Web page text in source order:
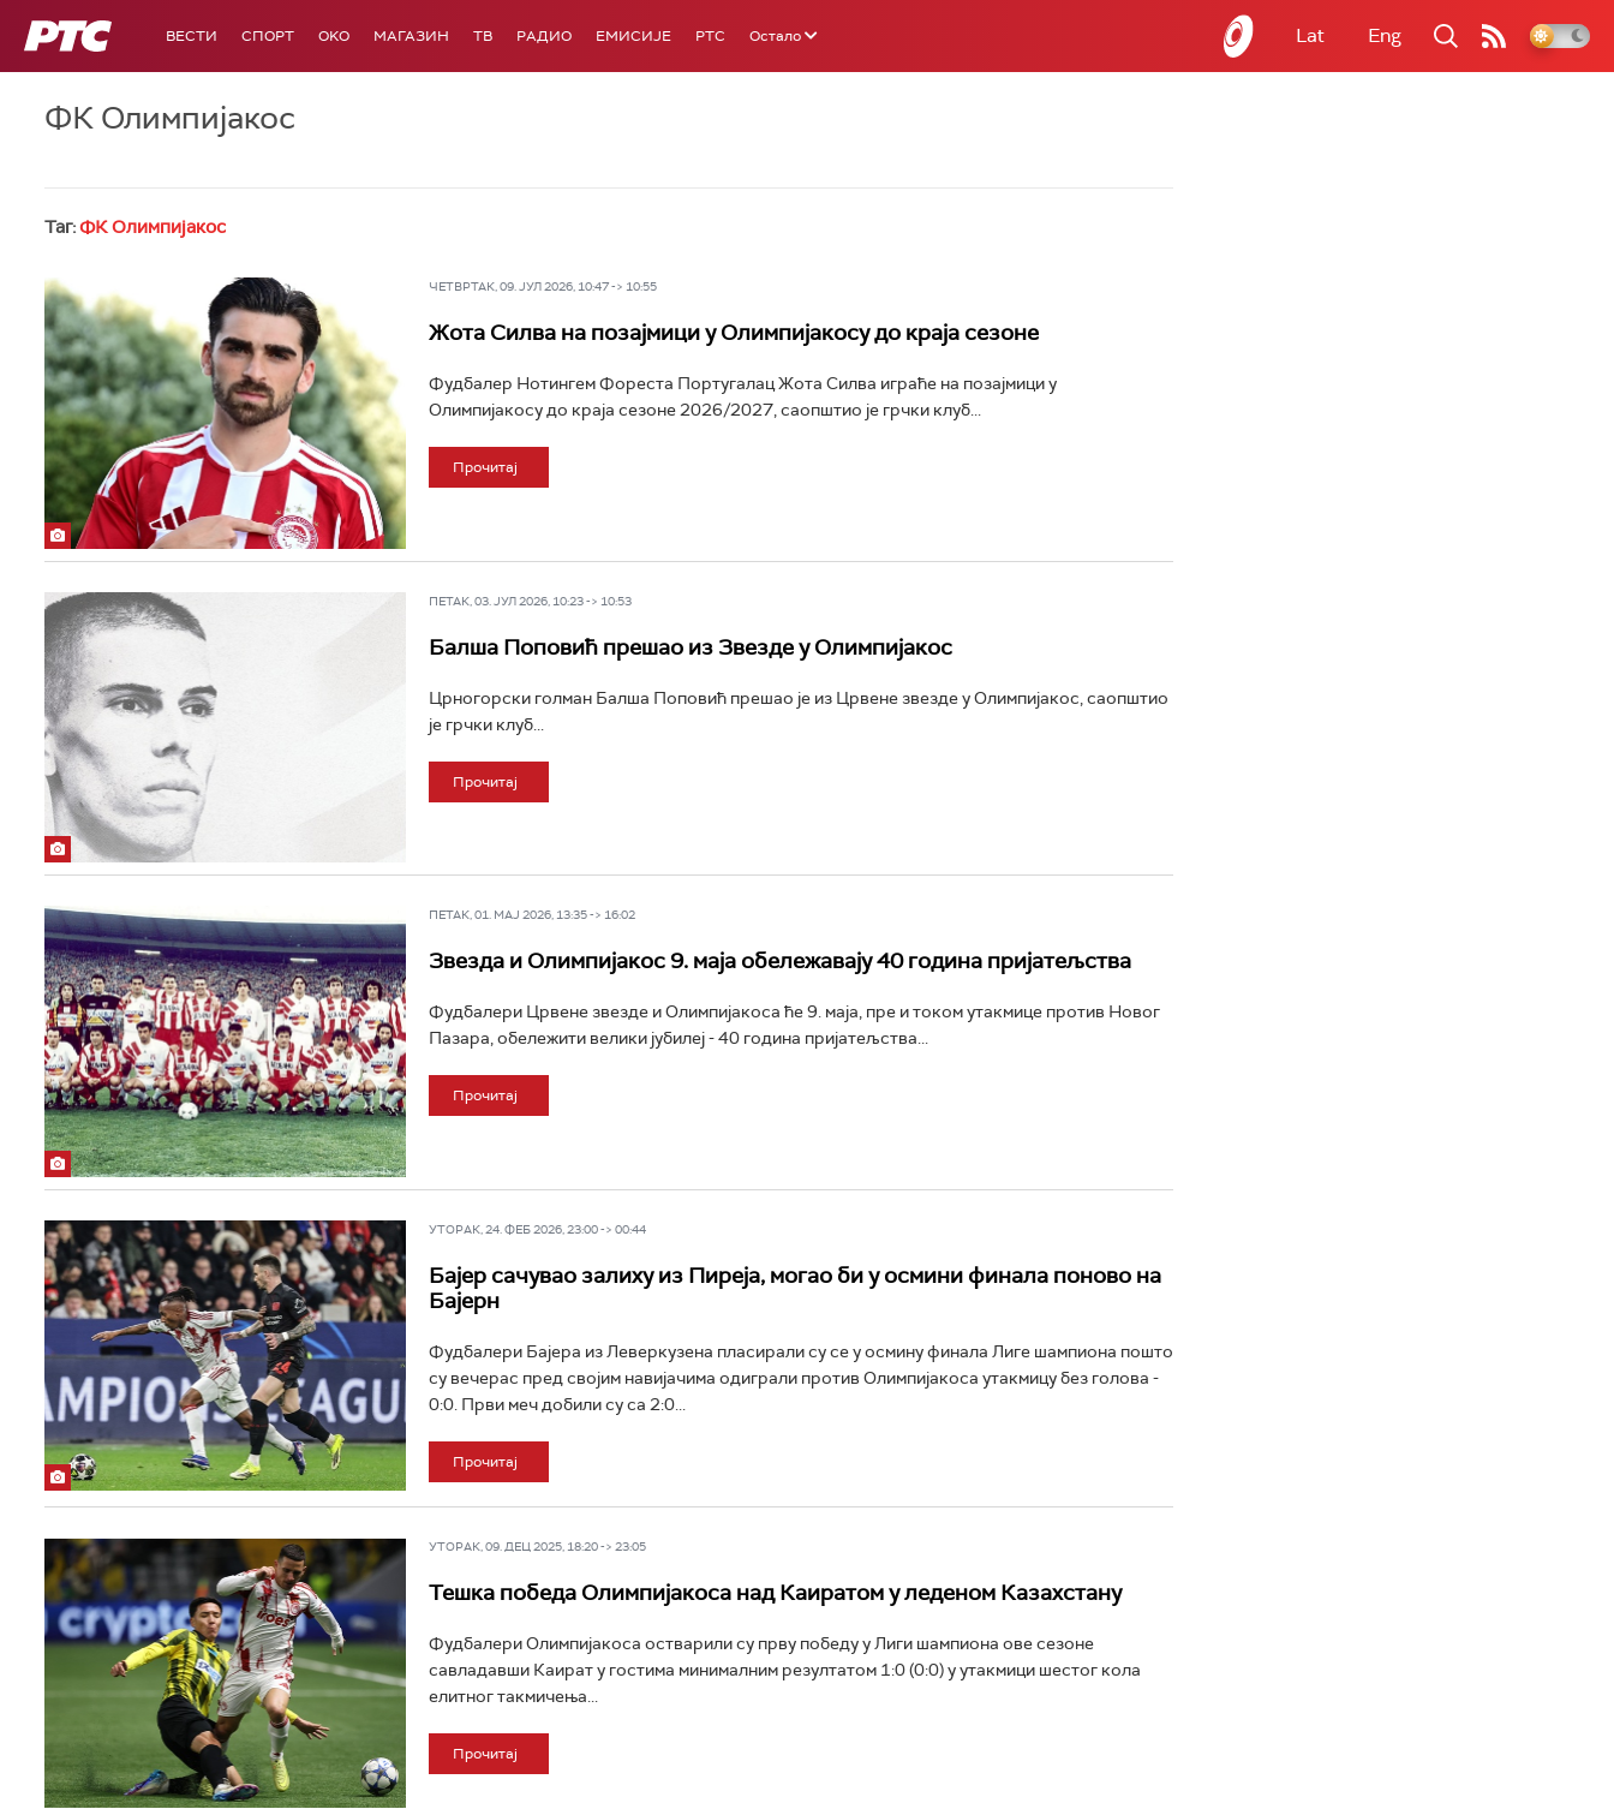
РТС ВЕСТИ СПОРТ OKO МАГАЗИН ТВ РАДИО ЕМИСИЈЕ РТС Остало Lat Eng
ФК Олимпијакос
Таг:ФК Олимпијакос
ЧЕТВРТАК, 09. ЈУЛ 2026, 10:47 -> 10:55
Жота Силва на позајмици у Олимпијакосу до краја сезоне
Фудбалер Нотингем Фореста Португалац Жота Силва играће на позајмици у
Олимпијакосу до краја сезоне 2026/2027, саопштио је грчки клуб...
Прочитај
ПЕТАК, 03. ЈУЛ 2026, 10:23 -> 10:53
Балша Поповић прешао из Звезде у Олимпијакос
Црногорски голман Балша Поповић прешао је из Црвене звезде у Олимпијакос, саопштио
је грчки клуб...
Прочитај
ПЕТАК, 01. МАЈ 2026, 13:35 -> 16:02
Звезда и Олимпијакос 9. маја обележавају 40 година пријатељства
Фудбалери Црвене звезде и Олимпијакоса ће 9. маја, пре и током утакмице против Новог
Пазара, обележити велики јубилеј - 40 година пријатељства...
Прочитај
УТОРАК, 24. ФЕБ 2026, 23:00 -> 00:44
Бајер сачувао залиху из Пиреја, могао би у осмини финала поново на
Бајерн
Фудбалери Бајера из Леверкузена пласирали су се у осмину финала Лиге шампиона пошто
су вечерас пред својим навијачима одиграли против Олимпијакоса утакмицу без голова -
0:0. Први меч добили су са 2:0...
Прочитај
УТОРАК, 09. ДЕЦ 2025, 18:20 -> 23:05
Тешка победа Олимпијакоса над Каиратом у леденом Казахстану
Фудбалери Олимпијакоса остварили су прву победу у Лиги шампиона ове сезоне
савладавши Каират у гостима минималним резултатом 1:0 (0:0) у утакмици шестог кола
елитног такмичења...
Прочитај